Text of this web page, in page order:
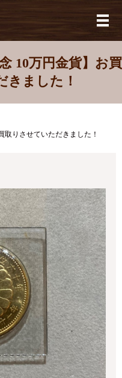
メ
10万円金貨】お買
きました！
取りさせていただきました！